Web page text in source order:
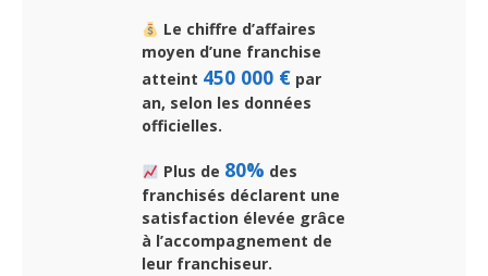
Le chiffre d’affaires
moyen d’une franchise
atteint 450 000 € par
an, selon les données
officielles.
Plus de 80% des
franchisés déclarent une
satisfaction élevée grâce
à l’accompagnement de
leur franchiseur.